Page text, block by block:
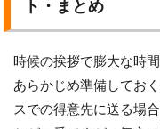
ト・まとめ
時候の挨拶で膨大な時
あらかじめ準備してお
スでの得意先に送る場